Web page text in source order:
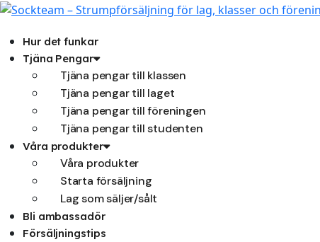
Hoppa
innehållHur det funkar
Tjäna Pengar
Tjäna pengar till klassen
Tjäna pengar till laget
Tjäna pengar till föreningen
Tjäna pengar till studenten
Våra produkter
Våra produkter
Starta försäljning
Lag som säljer/sålt
Bli ambassadör
Försäljningstips